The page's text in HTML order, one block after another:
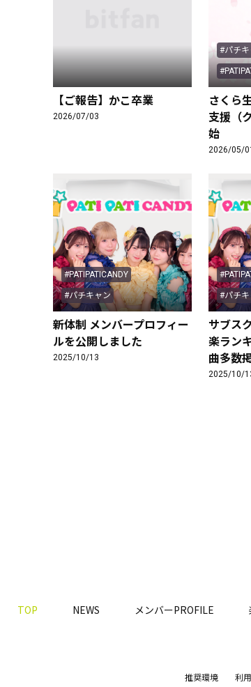
【ご報告】かこ卒業
2026/07/03
#パチキ
さくら
支援（
始
2026/05/
#PATIPATICANDY
#パチキャン
新体制 メンバープロフィー
ルを公開しました
2025/10/13
#パチキ
サブス
楽ラン
曲多数
2025/10/
TOP NEWS メンバーPROFILE
推奨環境 利